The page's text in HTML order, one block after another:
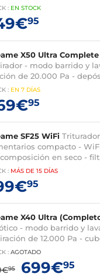
: EN STOCK
95
X50 Ultra
- modo barrido y
de 20.000 Pa -
LiDAR retráctil
: EN 7 DÍAS
95
SF25 WiFi
compacto -
en seco -
- limpieza
: MÁS DE 15 DÍAS
95
X40 Ultra
- modo barrido y
de 12.000 Pa -
- depósito de agua de
: AGOTADO
95 699€95